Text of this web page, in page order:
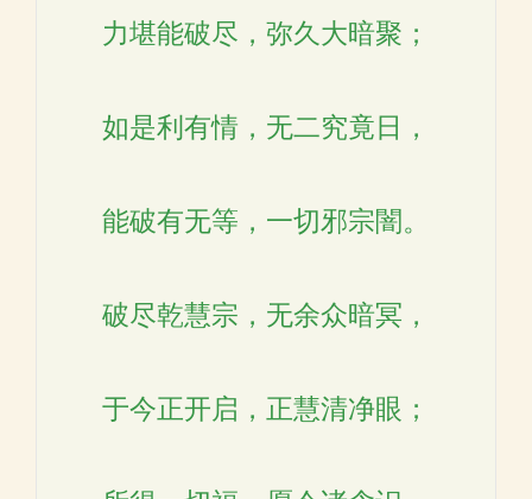
力堪能破尽，弥久大暗聚；
如是利有情，无二究竟日，
能破有无等，一切邪宗闇。
破尽乾慧宗，无余众暗冥，
于今正开启，正慧清净眼；